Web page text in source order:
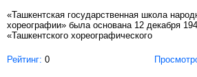
«Ташкентская государственная школа
хореографии» была основана 12 декабря
«Ташкентского хореографического
Рейтинг: 0